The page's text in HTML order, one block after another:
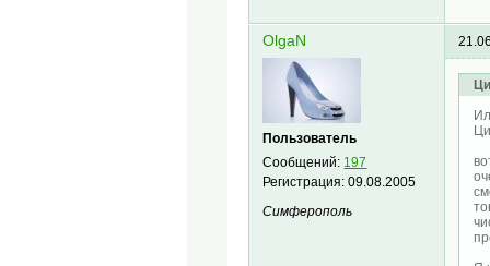
OlgaN
Пользователь
Сообщений: 197
Регистрация:09.08.2005
Симферополь